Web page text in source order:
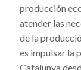
producción
atender las
de la
es impulsar la
Catalunya